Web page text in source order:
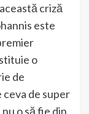
criză
este
o
de
ceva de super
o să fie din